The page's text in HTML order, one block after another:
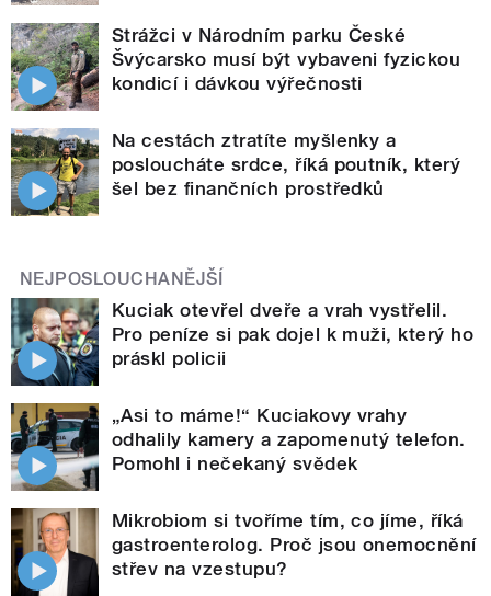
Strážci v Národním parku České
Švýcarsko musí být vybaveni fyzickou
kondicí i dávkou výřečnosti
Na cestách ztratíte myšlenky a
posloucháte srdce, říká poutník, který
šel bez finančních prostředků
NEJPOSLOUCHANĚJŠÍ
Kuciak otevřel dveře a vrah vystřelil.
Pro peníze si pak dojel k muži, který ho
práskl policii
„Asi to máme!“ Kuciakovy vrahy
odhalily kamery a zapomenutý telefon.
Pomohl i nečekaný svědek
Mikrobiom si tvoříme tím, co jíme, říká
gastroenterolog. Proč jsou onemocnění
střev na vzestupu?